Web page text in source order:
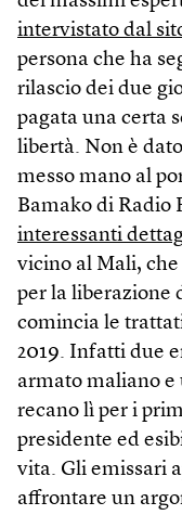
intervistato dal
persona che ha
rilascio dei due
pagata una certa
libertà. Non è
messo mano al
Bamako di Radio
interessanti
vicino al Mali,
per la liberazione
comincia le
2019. Infatti due
armato maliano e
recano lì per i
presidente ed
vita. Gli emissari
affrontare un